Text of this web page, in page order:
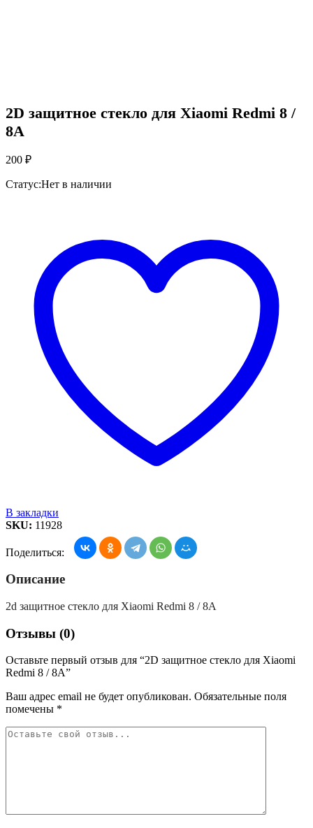
2D защитное стекло для Xiaomi Redmi 8 /
8A
200 ₽
Статус:Нет в наличии
В закладки
SKU: 11928
Поделиться:
Описание
2d защитное стекло для Xiaomi Redmi 8 / 8A
Отзывы (0)
Оставьте первый отзыв для “2D защитное стекло для Xiaomi
Redmi 8 / 8A”
Ваш адрес email не будет опубликован. Обязательные поля
помечены *